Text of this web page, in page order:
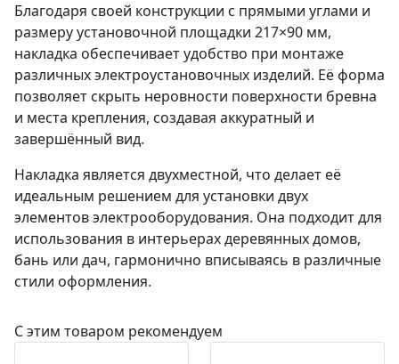
Благодаря своей конструкции с прямыми углами и
размеру установочной площадки 217×90 мм,
накладка обеспечивает удобство при монтаже
различных электроустановочных изделий. Её форма
позволяет скрыть неровности поверхности бревна
и места крепления, создавая аккуратный и
завершённый вид.​
Накладка является двухместной, что делает её
идеальным решением для установки двух
элементов электрооборудования. Она подходит для
использования в интерьерах деревянных домов,
бань или дач, гармонично вписываясь в различные
стили оформления.
С этим товаром рекомендуем